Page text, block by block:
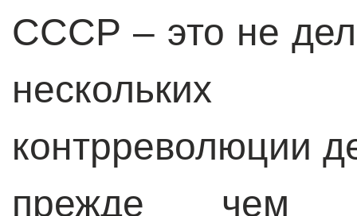
СССР – это не
контрреволюции
прежде чем